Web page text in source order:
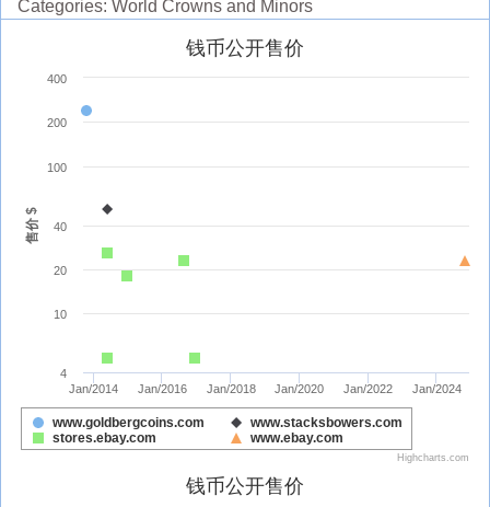
Categories: World Crowns and Minors